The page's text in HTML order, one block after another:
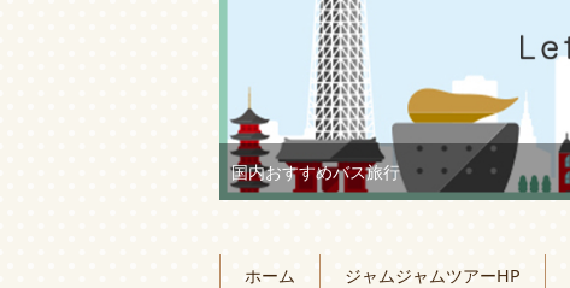
国内おすすめバス旅行
ホーム ジャムジャムツアーHP